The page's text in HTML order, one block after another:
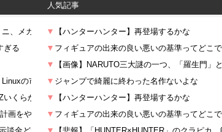
人気記事